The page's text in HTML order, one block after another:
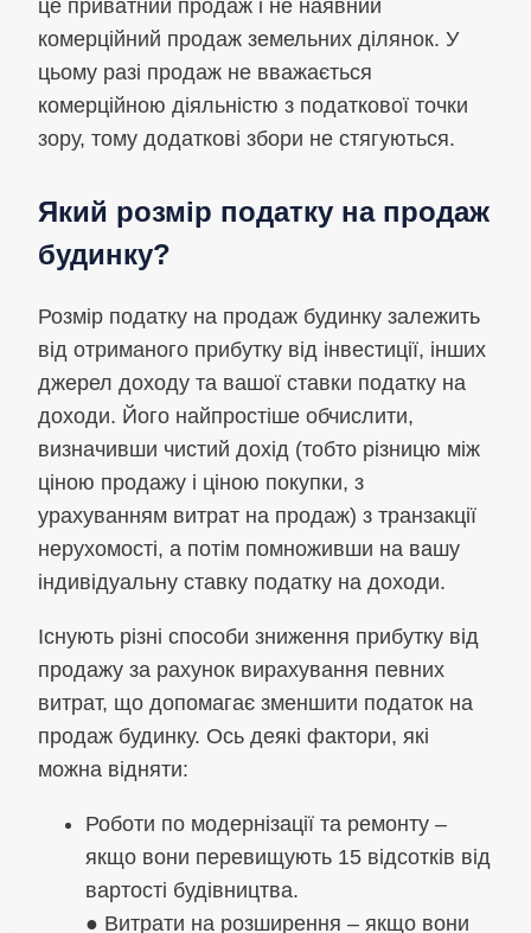
це приватний продаж і не наявний
комерційний продаж земельних ділянок. У
цьому разі продаж не вважається
комерційною діяльністю з податкової точки
зору, тому додаткові збори не стягуються.
Який розмір податку на продаж
будинку?
Розмір податку на продаж будинку залежить
від отриманого прибутку від інвестиції, інших
джерел доходу та вашої ставки податку на
доходи. Його найпростіше обчислити,
визначивши чистий дохід (тобто різницю між
ціною продажу і ціною покупки, з
урахуванням витрат на продаж) з транзакції
нерухомості, а потім помноживши на вашу
індивідуальну ставку податку на доходи.
Існують різні способи зниження прибутку від
продажу за рахунок вирахування певних
витрат, що допомагає зменшити податок на
продаж будинку. Ось деякі фактори, які
можна відняти:
Роботи по модернізації та ремонту –
якщо вони перевищують 15 відсотків від
вартості будівництва.
● Витрати на розширення – якщо вони